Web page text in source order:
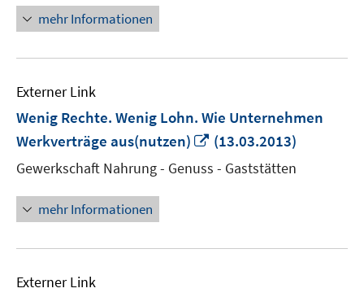
mehr Informationen
Externer Link
Wenig Rechte. Wenig Lohn. Wie Unternehmen
Werkverträge aus(nutzen)
In
Fenster
(13.03.2013)
Gewerkschaft Nahrung - Genuss - Gaststätten
mehr Informationen
Externer Link